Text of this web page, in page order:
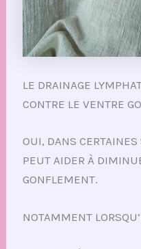
LE DRAINAGE
CONTRE LE VENTRE
OUI, DANS
PEUT AIDER À
GONFLEMENT.
NOTAMMENT